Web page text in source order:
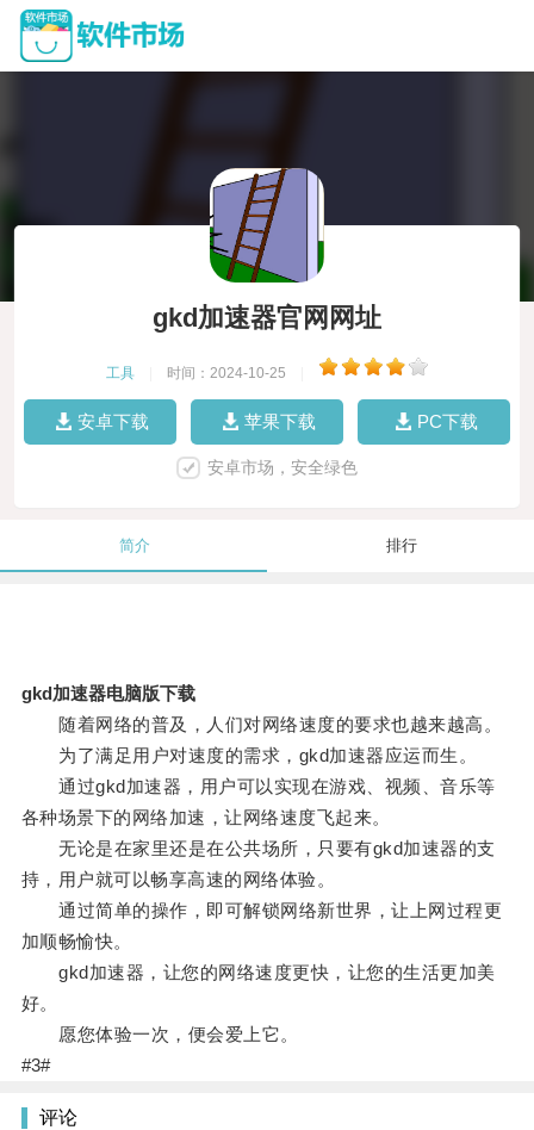
gkd加速器官网网址
工具 时间：2024-10-25
安卓下载 苹果下载 PC下载
安卓市场，安全绿色
简介 排行
gkd加速器电脑版下载
随着网络的普及，人们对网络速度的要求也越来越高。
为了满足用户对速度的需求，gkd加速器应运而生。
通过gkd加速器，用户可以实现在游戏、视频、音乐等
各种场景下的网络加速，让网络速度飞起来。
无论是在家里还是在公共场所，只要有gkd加速器的支
持，用户就可以畅享高速的网络体验。
通过简单的操作，即可解锁网络新世界，让上网过程更
加顺畅愉快。
gkd加速器，让您的网络速度更快，让您的生活更加美
好。
愿您体验一次，便会爱上它。
#3#
评论